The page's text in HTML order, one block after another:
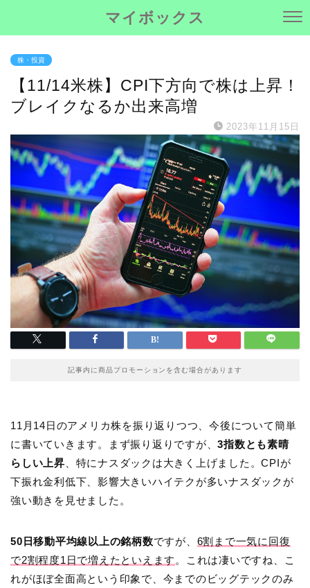
マイボックス
株・投資
【11/14米株】CPI下方向で株は上昇！
ブレイクなるか出来高増
2023年11月15日
記事内に商品プロモーションを含む場合があります
11月14日のアメリカ株を振り返りつつ、今後について簡単
に書いていきます。まず振り返りですが、3指数とも素晴
らしい上昇 、特にナスダックは大きく上げました。CPIが
下振れ金利低下、影響大きいハイテクが多いナスダックが
強い動きを見せました。
50日移動平均線以上の銘柄数ですが、 6割まで一気に回復
で2割程度1日で増えたといえます 。これは凄いですね、こ
れがほぼ全面高という印象で、今までのビッグテックのみ